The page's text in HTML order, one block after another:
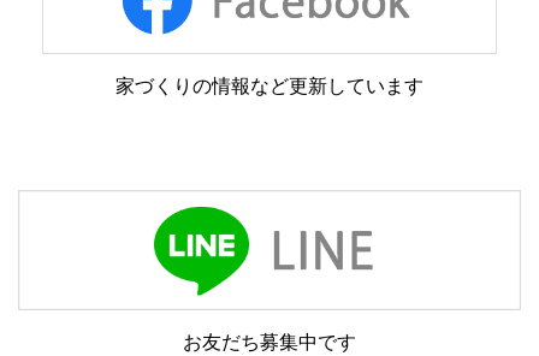
家づくりの情報など更新しています
お友だち募集中です